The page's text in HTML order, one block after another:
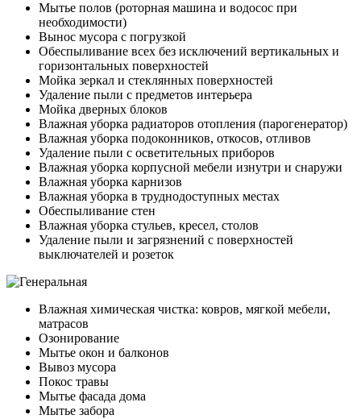
Мытье полов (роторная машина и водосос при
необходимости)
Вынос мусора с погрузкой
Обеспыливание всех без исключений вертикальных и
горизонтальных поверхностей
Мойка зеркал и стеклянных поверхностей
Удаление пыли с предметов интерьера
Мойка дверных блоков
Влажная уборка радиаторов отопления (парогенератор)
Влажная уборка подоконников, откосов, отливов
Удаление пыли с осветительных приборов
Влажная уборка корпусной мебели изнутри и снаружи
Влажная уборка карнизов
Влажная уборка в труднодоступных местах
Обеспыливание стен
Влажная уборка стульев, кресел, столов
Удаление пыли и загрязнений с поверхностей
выключателей и розеток
Влажная химическая чистка: ковров, мягкой мебели,
матрасов
Озонирование
Мытье окон и балконов
Вывоз мусора
Покос травы
Мытье фасада дома
Мытье забора